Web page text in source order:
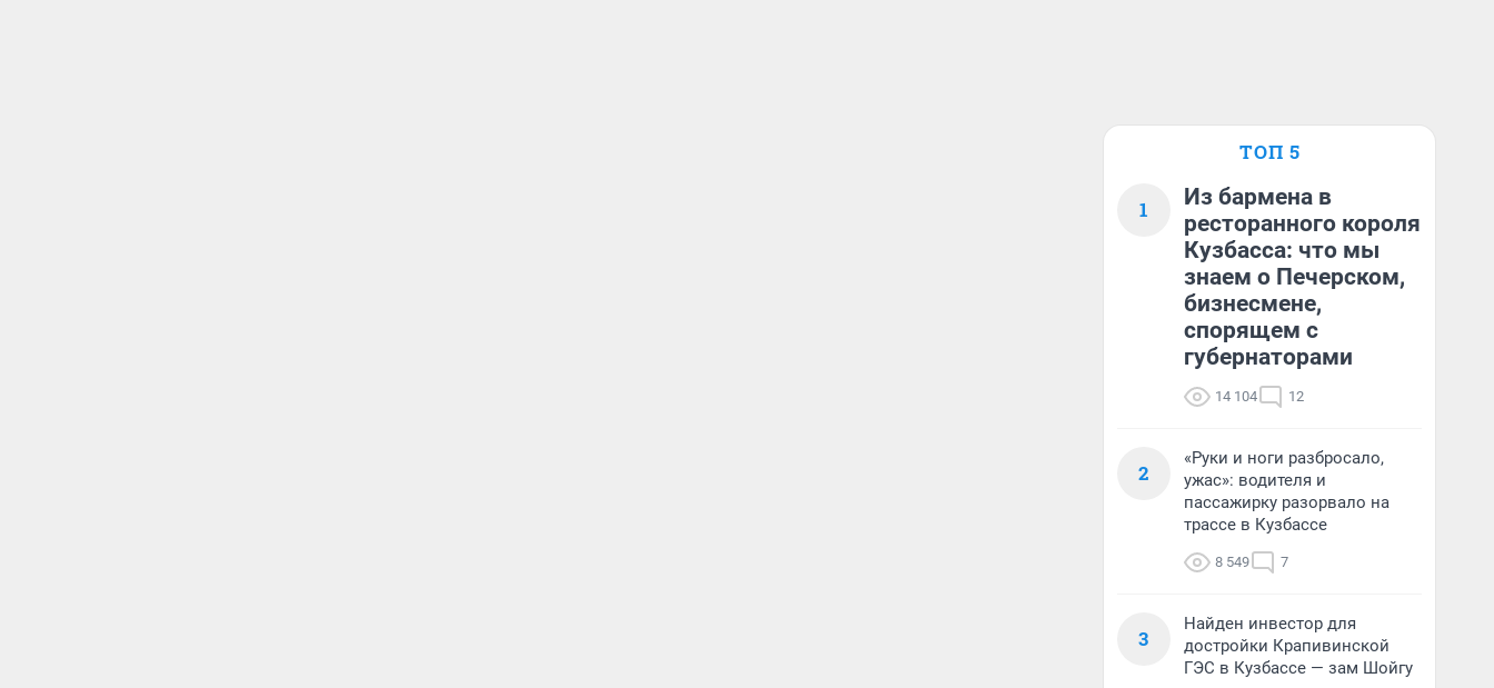
ТОП 5
1
Из бармена в
ресторанного короля
Кузбасса: что мы
знаем о Печерском,
бизнесмене,
спорящем с
губернаторами
14 104 12
2
«Руки и ноги разбросало,
ужас»: водителя и
пассажирку разорвало на
трассе в Кузбассе
8 549 7
3
Найден инвестор для
достройки Крапивинской
ГЭС в Кузбассе — зам Шойгу